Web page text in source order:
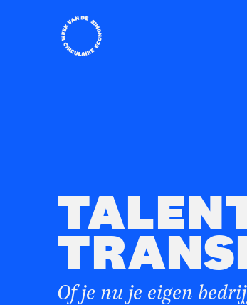
Home
Of je nu je eigen